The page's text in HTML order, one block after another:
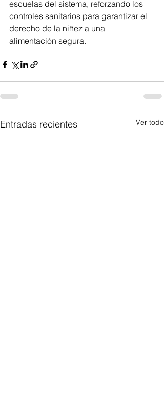
escuelas del sistema, reforzando los
controles sanitarios para garantizar el
derecho de la niñez a una
alimentación segura.
Entradas recientes Ver todo